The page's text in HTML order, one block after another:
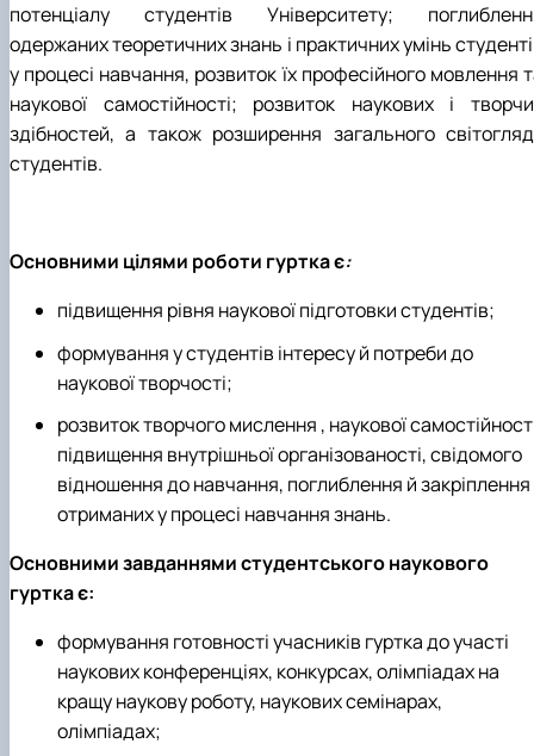
потенціалу студентів Університету;
одержаних теоретичних знань і практичних умінь
у процесі навчання, розвиток їх професійного мовлення
наукової самостійності; розвиток наукових і
здібностей, а також розширення загального
студентів.
Основними цілями роботи гуртка є:
підвищення рівня наукової підготовки студентів;
формування у студентів інтересу й потреби до
наукової творчості;
розвиток творчого мислення , наукової
підвищення внутрішньої організованості, свідомого
відношення до навчання, поглиблення й закріплення
отриманих у процесі навчання знань.
Основними завданнями студентського наукового
гуртка є:
формування готовності учасників гуртка до участі
наукових конференціях, конкурсах, олімпіадах на
кращу наукову роботу, наукових семінарах,
олімпіадах;